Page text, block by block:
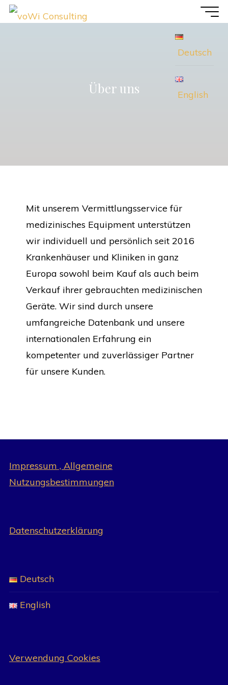
Zum
Inhalt
Deutsch
English
Über uns
Mit unserem Vermittlungsservice für
medizinisches Equipment unterstützen
wir individuell und persönlich seit 2016
Krankenhäuser und Kliniken in ganz
Europa sowohl beim Kauf als auch beim
Verkauf ihrer gebrauchten medizinischen
Geräte. Wir sind durch unsere
umfangreiche Datenbank und unsere
internationalen Erfahrung ein
kompetenter und zuverlässiger Partner
für unsere Kunden.
Impressum , Allgemeine
Nutzungsbestimmungen
Datenschutzerklärung
Deutsch
English
Verwendung Cookies